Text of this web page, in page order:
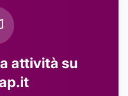
attività su